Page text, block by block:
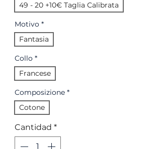
49 - 20 +10€ Taglia Calibrata
Motivo *
Fantasia
Collo *
Francese
Composizione *
Cotone
Cantidad *